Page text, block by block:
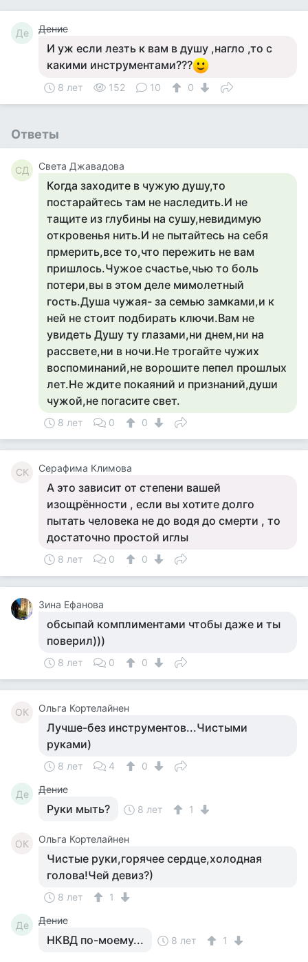
Де Денис
И уж если лезть к вам в душу ,нагло ,то с
какими инструментами???
8 лет 152 10 0
Ответы
СД Света Джавадова
Когда заходите в чужую душу,то
постарайтесь там не наследить.И не
тащите из глубины на сушу,невидимую
откровенья нить.И не пытайтесь на себя
прмерить,все то,что пережить не вам
пришлось.Чужое счастье,чью то боль
потери,вы в этом деле мимолетный
гость.Душа чужая- за семью замками,и к
ней не стоит подбирать ключи.Вам не
увидеть Душу ту глазами,ни днем,ни на
рассвете,ни в ночи.Не трогайте чужих
воспоминаний,не ворошите пепел прошлых
лет.Не ждите покаяний и признаний,души
чужой,не погасите свет.
8 лет 0 0
СК Серафима Климова
А это зависит от степени вашей
изощрённости , если вы хотите долго
пытать человека не до водя до смерти , то
достаточно простой иглы
8 лет 0 0
Зина Ефанова
обсыпай комплиментами чтобы даже и ты
поверил)))
8 лет 0 0
ОК Ольга Кортелайнен
Лучше-без инструментов...Чистыми
руками)
8 лет 4 0
Де Денис
Руки мыть? 8 лет 1
ОК Ольга Кортелайнен
Чистые руки,горячее сердце,холодная
голова!Чей девиз?)
8 лет 1
Де Денис
НКВД по-моему... 8 лет 1